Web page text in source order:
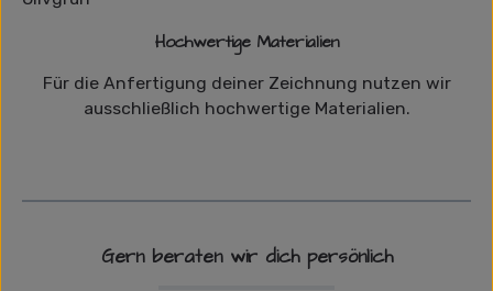
Hochwertige Materialien
Für die Anfertigung deiner Zeichnung nutzen wir
ausschließlich hochwertige Materialien.
Gern beraten wir dich persönlich